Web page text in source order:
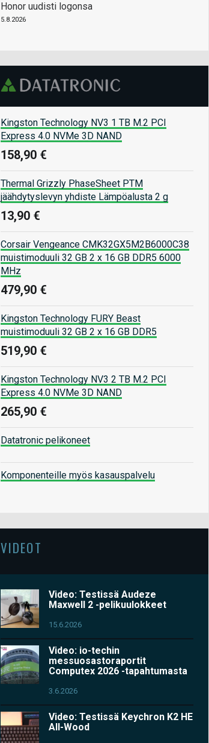
Honor uudisti logonsa
5.8.2026
Kingston Technology NV3 1 TB M.2 PCI
Express 4.0 NVMe 3D NAND
158,90 €
Thermal Grizzly PhaseSheet PTM
jäähdytyslevyn yhdiste Lämpöalusta 2 g
13,90 €
Corsair Vengeance CMK32GX5M2B6000C38
muistimoduuli 32 GB 2 x 16 GB DDR5 6000
MHz
479,90 €
Kingston Technology FURY Beast
muistimoduuli 32 GB 2 x 16 GB DDR5
519,90 €
Kingston Technology NV3 2 TB M.2 PCI
Express 4.0 NVMe 3D NAND
265,90 €
Datatronic pelikoneet
Komponenteille myös kasauspalvelu
VIDEOT
Video: Testissä Audeze
Maxwell 2 -pelikuulokkeet
15.6.2026
Video: io-techin
messuosastoraportit
Computex 2026 -tapahtumasta
3.6.2026
Video: Testissä Keychron K2 HE
All-Wood